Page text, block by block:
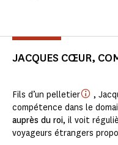
JACQUES CŒUR,
Fils d’un pelletier
,
compétence dans le
auprès du roi, il voit
voyageurs étrangers